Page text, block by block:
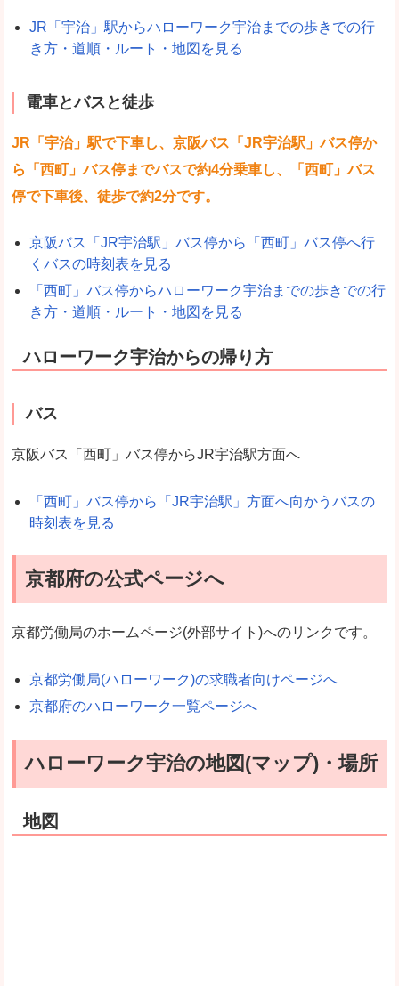
JR「宇治」駅からハローワーク宇治までの歩きでの行
き方・道順・ルート・地図を見る
電車とバスと徒歩
JR「宇治」駅で下車し、京阪バス「JR宇治駅」バス停か
ら「西町」バス停までバスで約4分乗車し、「西町」バス
停で下車後、徒歩で約2分です。
京阪バス「JR宇治駅」バス停から「西町」バス停へ行
くバスの時刻表を見る
「西町」バス停からハローワーク宇治までの歩きでの行
き方・道順・ルート・地図を見る
ハローワーク宇治からの帰り方
バス
京阪バス「西町」バス停からJR宇治駅方面へ
「西町」バス停から「JR宇治駅」方面へ向かうバスの
時刻表を見る
京都府の公式ページへ
京都労働局のホームページ(外部サイト)へのリンクです。
京都労働局(ハローワーク)の求職者向けページへ
京都府のハローワーク一覧ページへ
ハローワーク宇治の地図(マップ)・場所
地図